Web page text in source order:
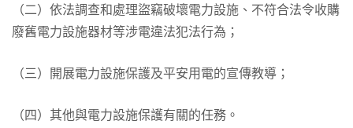
（二）依法調查和處理盜竊破壞電力設施、不符合法令收購
廢舊電力設施器材等涉電違法犯法行為；
（三）開展電力設施保護及平安用電的宣傳教導；
（四）其他與電力設施保護有關的任務。